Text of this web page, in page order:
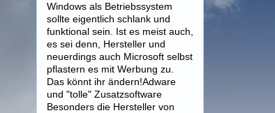
Windows als Betriebssystem
sollte eigentlich schlank und
funktional sein. Ist es meist auch,
es sei denn, Hersteller und
neuerdings auch Microsoft selbst
pflastern es mit Werbung zu.
Das könnt ihr ändern!Adware
und "tolle" Zusatzsoftware
Besonders die Hersteller von